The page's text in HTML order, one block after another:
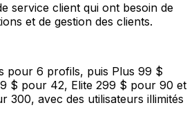
service client qui ont besoin de
et de gestion des clients.
pour 6 profils, puis Plus 99 $
$ pour 42, Elite 299 $ pour 90 et
300, avec des utilisateurs illimités